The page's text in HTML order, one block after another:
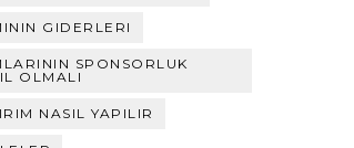
GIDERLERI
SPONSORLUK
OLMALI
NASIL YAPILIR